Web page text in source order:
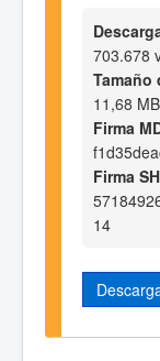
703.678
Tamaño
11,68 MB
Firma
Firma
14